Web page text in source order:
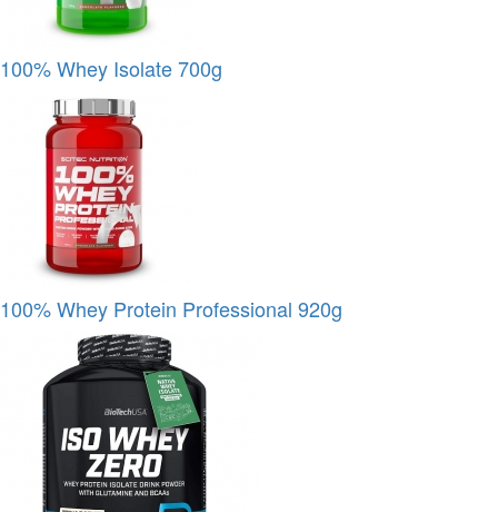
100% Whey Isolate 700g
100% Whey Protein Professional 920g